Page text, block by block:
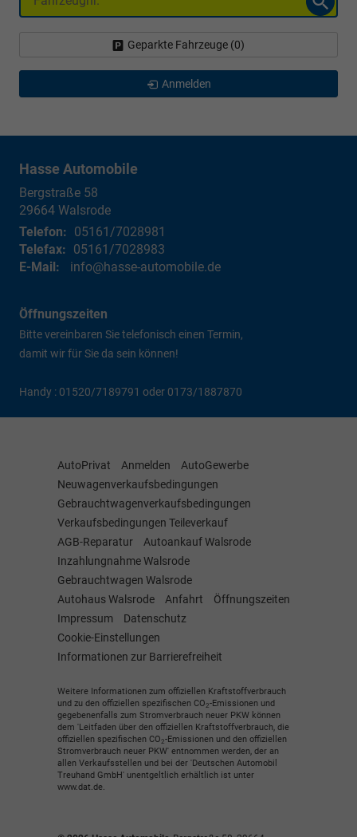
Geparkte Fahrzeuge (0)
Anmelden
Hasse Automobile
Bergstraße 58
29664 Walsrode
Telefon: 05161/7028981
Telefax: 05161/7028983
E-Mail:
info@hasse-automobile.de
Öffnungszeiten
Bitte vereinbaren Sie telefonisch einen Termin,
damit wir für Sie da sein können!
Handy : 01520/7189791 oder 0173/1887870
AutoPrivat Anmelden
AutoGewerbe
Neuwagenverkaufsbedingungen
Gebrauchtwagenverkaufsbedingungen
Verkaufsbedingungen Teileverkauf
AGB-Reparatur
Autoankauf Walsrode
Inzahlungnahme Walsrode
Gebrauchtwagen Walsrode
Autohaus Walsrode
Anfahrt
Öffnungszeiten
Impressum
Datenschutz
Cookie-Einstellungen
Informationen zur Barrierefreiheit
Weitere Informationen zum offiziellen Kraftstoffverbrauch
und zu den offiziellen spezifischen CO2-Emissionen und
gegebenenfalls zum Stromverbrauch neuer PKW können
dem 'Leitfaden über den offiziellen Kraftstoffverbrauch, die
offiziellen spezifischen CO2-Emissionen und den offiziellen
Stromverbrauch neuer PKW' entnommen werden, der an
allen Verkaufsstellen und bei der 'Deutschen Automobil
Treuhand GmbH' unentgeltlich erhältlich ist unter
www.dat.de.